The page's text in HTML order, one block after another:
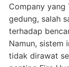
Company yang
gedung, salah
terhadap
Namun, sistem
tidak dirawat